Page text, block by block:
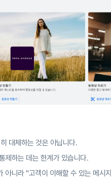
대체하는 것은 아닙니다.
제하는 데는 한계가 있습니다.
아니라 "고객이 이해할 수 있는 메시